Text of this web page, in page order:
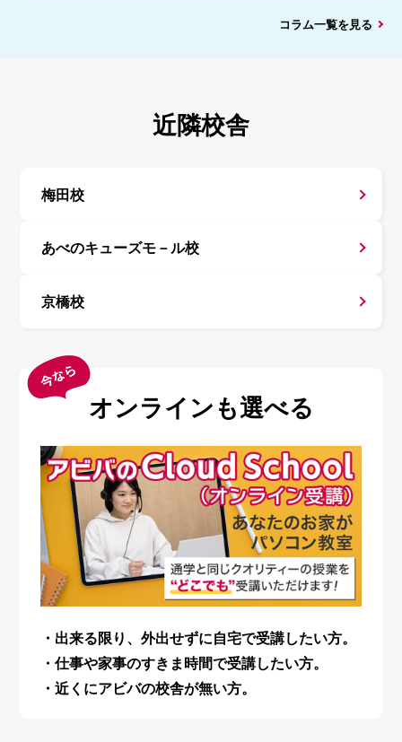
コラム一覧を見る
近隣校舎
梅田校
あべのキューズモ－ル校
京橋校
オンラインも選べる
・出来る限り、外出せずに自宅で受講したい方。
・仕事や家事のすきま時間で受講したい方。
・近くにアビバの校舎が無い方。